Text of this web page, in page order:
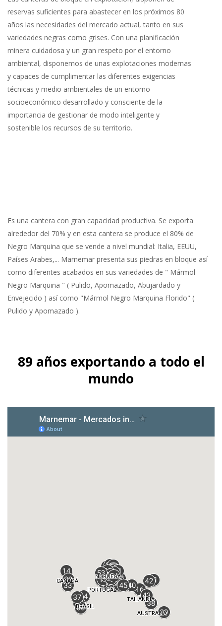
reservas suficientes para abastecer en los próximos 80
años las necesidades del mercado actual, tanto en sus
variedades negras como grises. Con una planificación
minera cuidadosa y un gran respeto por el entorno
ambiental, disponemos de unas explotaciones modernas
y capaces de cumplimentar las diferentes exigencias
técnicas y medio ambientales de un entorno
socioeconómico desarrollado y consciente de la
importancia de gestionar de modo inteligente y
sostenible los recursos de su territorio.
Es una cantera con gran capacidad productiva. Se exporta
alrededor del 70% y en esta cantera se produce el 80% de
Negro Marquina que se vende a nivel mundial: Italia, EEUU,
Países Arabes,... Marnemar presenta sus piedras en bloque así
como diferentes acabados en sus variedades de " Mármol
Negro Marquina " ( Pulido, Apomazado, Abujardado y
Envejecido ) así como "Mármol Negro Marquina Florido" (
Pulido y Apomazado ).
89 años exportando a todo el
mundo